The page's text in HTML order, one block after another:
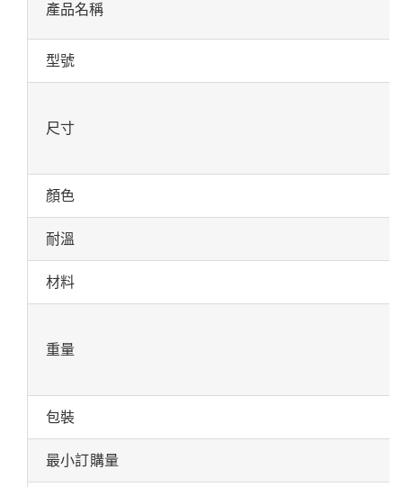
產品名稱
型號
尺寸
顏色
耐溫
材料
重量
包裝
最小訂購量